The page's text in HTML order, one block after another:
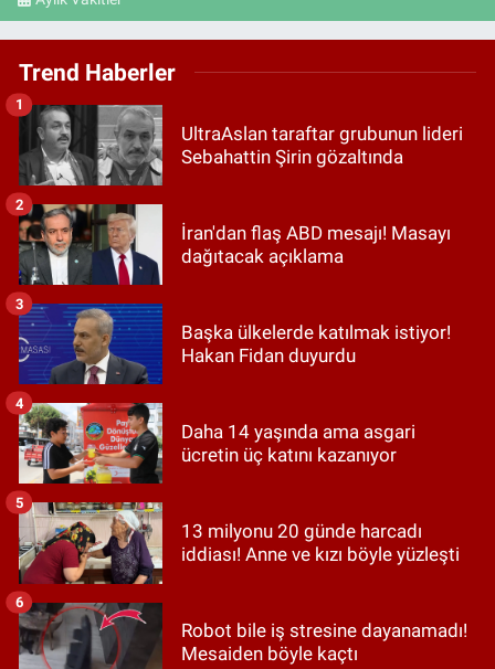
Trend Haberler
UltraAslan taraftar grubunun lideri
Sebahattin Şirin gözaltında
1
İran'dan flaş ABD mesajı! Masayı
dağıtacak açıklama
2
Başka ülkelerde katılmak istiyor!
Hakan Fidan duyurdu
3
Daha 14 yaşında ama asgari
ücretin üç katını kazanıyor
4
13 milyonu 20 günde harcadı
iddiası! Anne ve kızı böyle yüzleşti
5
Robot bile iş stresine dayanamadı!
Mesaiden böyle kaçtı
6